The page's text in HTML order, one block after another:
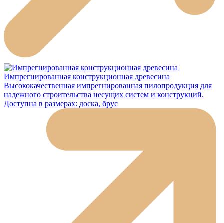
Импрегнированная конструкционная древесина
Высококачественная импрегнированная пилопродукция для
надежного строительства несущих систем и конструкций.
Доступна в размерах: доска, брус